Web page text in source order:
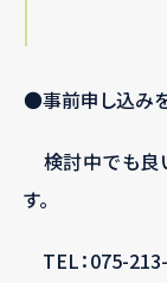
●事前申し込みを
検討中でも良
す。
TEL：075-